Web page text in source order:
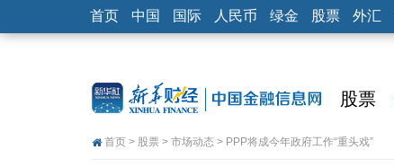
首页 中国 国际 人民币 绿金 股票 外汇
股票
首页 > 股票 > 市场动态 > PPP将成今年政府工作“重头戏”